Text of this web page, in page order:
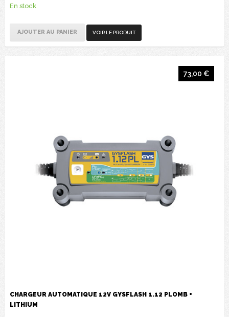
En stock
AJOUTER AU PANIER VOIR LE PRODUIT
CHARGEUR AUTOMATIQUE 12V GYSFLASH 1.12 PLOMB +
LITHIUM
73,00 €